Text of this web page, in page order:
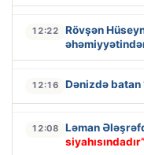
12:22
Rövşən
12:16 Dənizdə batan
12:08 Ləman
siyahısındadır”